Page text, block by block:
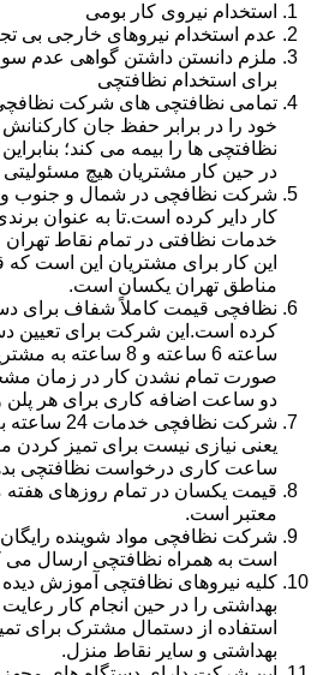
استخدام نیروی کار بومی
عدم استخدام نیروهای خارجی بی
ملزم دانستن داشتن گواهی عدم سو
برای استخدام نظافتچی
تمامی نظافتچی های شرکت
خود را در برابر حفظ جان
نظافتچی ها را بیمه می کند؛
در حین کار مشتریان هیچ
شرکت نظافچی در شمال و جنوب و
کار دایر کرده است.تا به عنوان
خدمات نظافتی در تمام نقاط تهران
این کار برای مشتریان این است
مناطق تهران یکسان است.
نظافچی قیمت کاملاً شفاف برای
ساعته 6 ساعته و 8
صورت تمام نشدن کار در زمان
دو ساعت اضافه کاری برای هر پلن
شرکت
یعنی نیازی نیست برای تمیز کردن
ساعت کاری درخواست نظافتچی
قیمت یکسان در تمام روزهای
معتبر است.
شرکت نظافچی مواد شوینده رایگان
است به همراه نظافتچی ارسال می
کلیه نیروهای نظافتچی آموزش
بهداشتی را در حین انجام کار
استفاده از دستمال مشترک برای
بهداشتی و سایر نقاط منزل.